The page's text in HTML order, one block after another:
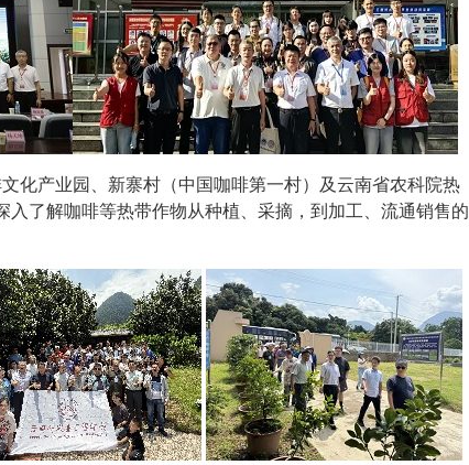
化产业园、新寨村（中国咖啡第一村）及云南省农科院热
入了解咖啡等热带作物从种植、采摘 ， 到加工 流通销售的